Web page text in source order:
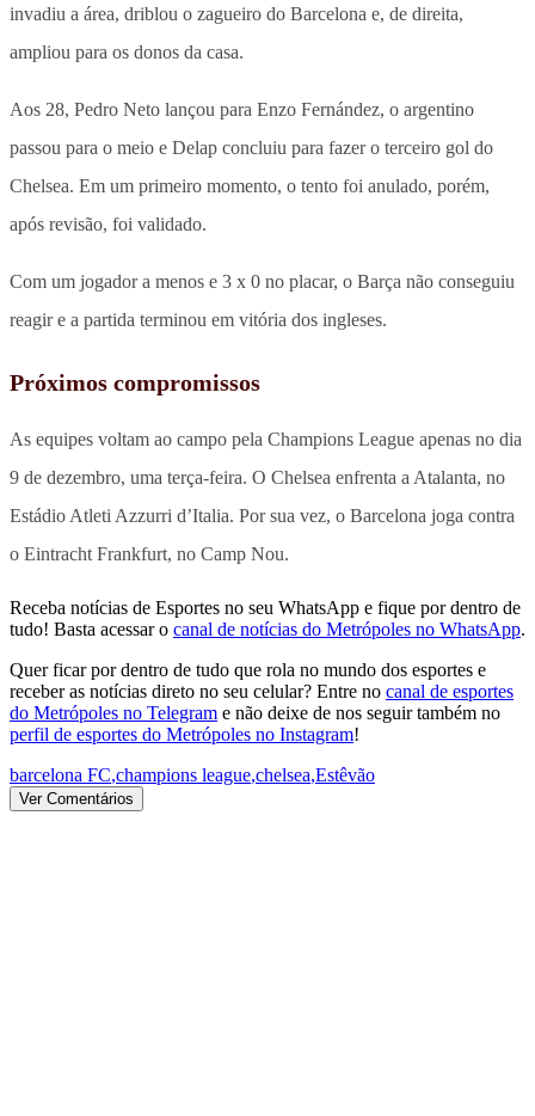
invadiu a área, driblou o zagueiro do Barcelona e, de direita,
ampliou para os donos da casa.
Aos 28, Pedro Neto lançou para Enzo Fernández, o argentino
passou para o meio e Delap concluiu para fazer o terceiro gol do
Chelsea. Em um primeiro momento, o tento foi anulado, porém,
após revisão, foi validado.
Com um jogador a menos e 3 x 0 no placar, o Barça não conseguiu
reagir e a partida terminou em vitória dos ingleses.
Próximos compromissos
As equipes voltam ao campo pela Champions League apenas no dia
9 de dezembro, uma terça-feira. O Chelsea enfrenta a Atalanta, no
Estádio Atleti Azzurri d’Italia. Por sua vez, o Barcelona joga contra
o Eintracht Frankfurt, no Camp Nou.
Receba notícias de Esportes no seu WhatsApp e fique por dentro de
tudo! Basta acessar o canal de notícias do Metrópoles no WhatsApp.
Quer ficar por dentro de tudo que rola no mundo dos esportes e
receber as notícias direto no seu celular? Entre no canal de esportes
do Metrópoles no Telegram e não deixe de nos seguir também no
perfil de esportes do Metrópoles no Instagram!
barcelona FC,champions league,chelsea,Estêvão
Ver Comentários